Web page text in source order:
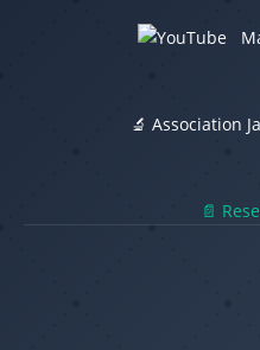
🔬 Association
📄